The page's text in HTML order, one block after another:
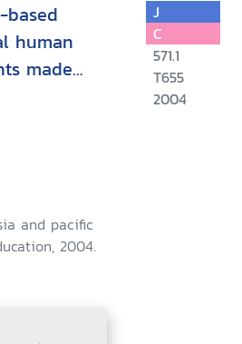
human
made
and pacific
2004.
J
C
571.1
T655
2004